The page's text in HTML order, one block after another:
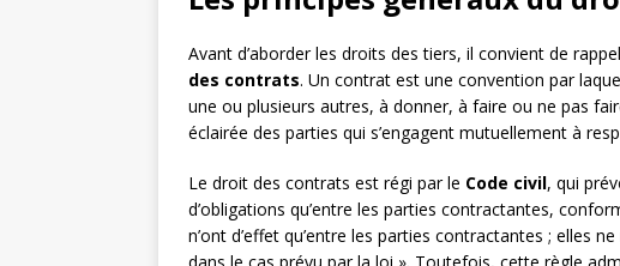
Avant d’aborder les droits des tiers, il convient de
des contrats. Un contrat est une convention par
une ou plusieurs autres, à donner, à faire ou ne pas
éclairée des parties qui s’engagent mutuellement à
Le droit des contrats est régi par le Code civil, qui
d’obligations qu’entre les parties contractantes,
n’ont d’effet qu’entre les parties contractantes ; elles